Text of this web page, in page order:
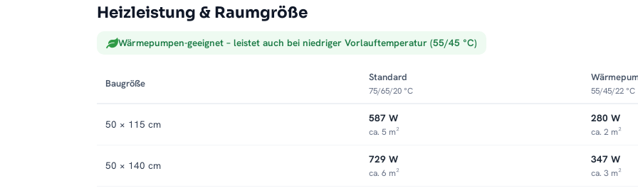
Heizleistung & Raumgröße
Wärmepumpen-geeignet – leistet auch bei niedriger Vorlauftemperatur (55/45 °C)
Baugröße
Standard
75/65/20 °C 55/45/22 °C
50 × 115 cm 587 W
ca. 5 m²
280 W
ca. 2 m²
50 × 140 cm 729 W
ca. 6 m²
347 W
ca. 3 m²